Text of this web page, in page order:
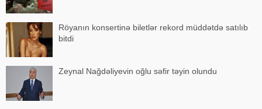
Röyanın konsertinə biletlər rekord müddətdə satılıb
bitdi
Zeynal Nağdəliyevin oğlu səfir təyin olundu